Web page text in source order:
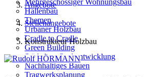
Mehrgeschossiger Wohnungsbau
Hallenbau
Themen
Urbaner Holzbau
Cradle to Cradle
Green Building
Städtebau-Stadtentwicklung
Nachhaltiges Bauen
Tragwerksplanung
Angebote
Stellenangebote
Konstrukteur Holzbau